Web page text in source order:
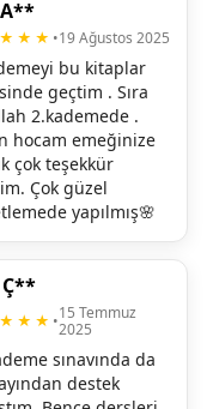
•19 Ağustos 2025
bu kitaplar
geçtim . Sıra
2.kademede .
hocam emeğinize
çok teşekkür
Çok güzel
yapılmış🌸
•15 Temmuz
2025
sınavında da
destek